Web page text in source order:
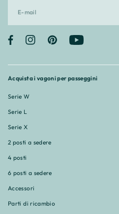
Acquista i vagoni per passeggini
Serie W
Serie L
Serie X
2 posti a sedere
4 posti
6 posti a sedere
Accessori
Parti di ricambio
FacebookInstagramPinterest YouTube